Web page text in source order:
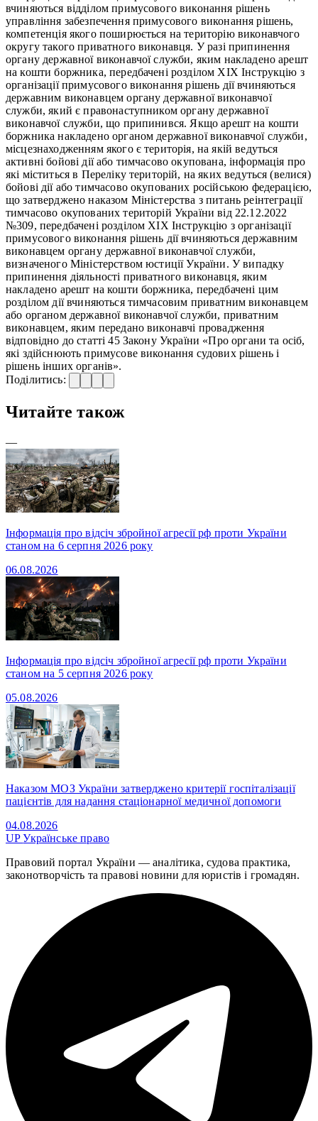
вчиняються відділом примусового виконання рішень
управління забезпечення примусового виконання рішень,
компетенція якого поширюється на територію виконавчого
округу такого приватного виконавця. У разі припинення
органу державної виконавчої служби, яким накладено арешт
на кошти боржника, передбачені розділом ХІХ Інструкцію з
організації примусового виконання рішень дії вчиняються
державним виконавцем органу державної виконавчої
служби, який є правонаступником органу державної
виконавчої служби, що припинився. Якщо арешт на кошти
боржника накладено органом державної виконавчої служби,
місцезнаходженням якого є територія, на якій ведуться
активні бойові дії або тимчасово окупована, інформація про
які міститься в Переліку територій, на яких ведуться (велися)
бойові дії або тимчасово окупованих російською федерацією,
що затверджено наказом Міністерства з питань реінтеграції
тимчасово окупованих територій України від 22.12.2022
№309, передбачені розділом ХІХ Інструкцію з організації
примусового виконання рішень дії вчиняються державним
виконавцем органу державної виконавчої служби,
визначеного Міністерством юстиції України. У випадку
припинення діяльності приватного виконавця, яким
накладено арешт на кошти боржника, передбачені цим
розділом дії вчиняються тимчасовим приватним виконавцем
або органом державної виконавчої служби, приватним
виконавцем, яким передано виконавчі провадження
відповідно до статті 45 Закону України «Про органи та осіб,
які здійснюють примусове виконання судових рішень і
рішень інших органів».
Поділитись:
Читайте також
—
Інформація про відсіч збройної агресії рф проти України
станом на 6 серпня 2026 року
06.08.2026
Інформація про відсіч збройної агресії рф проти України
станом на 5 серпня 2026 року
05.08.2026
Наказом МОЗ України затверджено критерії госпіталізації
пацієнтів для надання стаціонарної медичної допомоги
04.08.2026
UPУкраїнське право
Правовий портал України — аналітика, судова практика,
законотворчість та правові новини для юристів і громадян.